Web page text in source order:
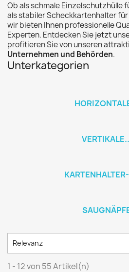
Ob als schmale Einzelschutzhülle
als stabiler Scheckkartenhalter
wir bieten Ihnen professionelle
Experten. Entdecken Sie jetzt
profitieren Sie von unseren
Unternehmen und Behörden.
Unterkategorien
Relevanz
1 - 12 von 55 Artikel(n)